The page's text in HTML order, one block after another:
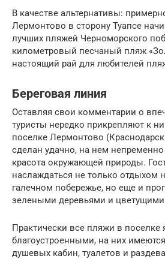
В качестве альтернативы:
Лермонтово в сторону Туапсе
лучших пляжей Черноморского
километровый песчаный пляж
настоящий рай для любителей
Береговая линия
Оставляя свои комментарии о
туристы нередко прикрепляют к
поселке Лермонтово
сделан удачно, на нем непременно
красота окружающей природы.
наслаждаться не только отдыхом
галечном побережье, но еще и
зелеными деревьями и цветущими
Практически все пляжи в поселке
благоустроенными, на них
душевых кабин, туалетов и